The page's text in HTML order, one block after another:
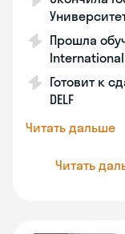
Прошла
Готовит к
DELF
Читать дальше
Читать